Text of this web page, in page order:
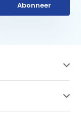
Abonneer